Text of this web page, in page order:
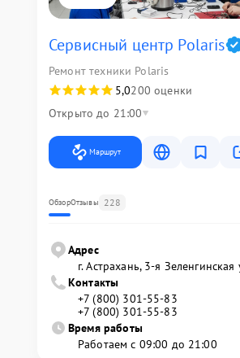
Сервисный центр Polaris
Ремонт техники Polaris
5,0200 оценки
Открыто до 21:00
Маршрут
ОбзорОтзывы 228
Адрес
г. Астрахань, 3-я
Контакты
+7 (800) 301-55-83
+7 (800) 301-55-83
Время работы
Работаем с 09:00 до 21:00